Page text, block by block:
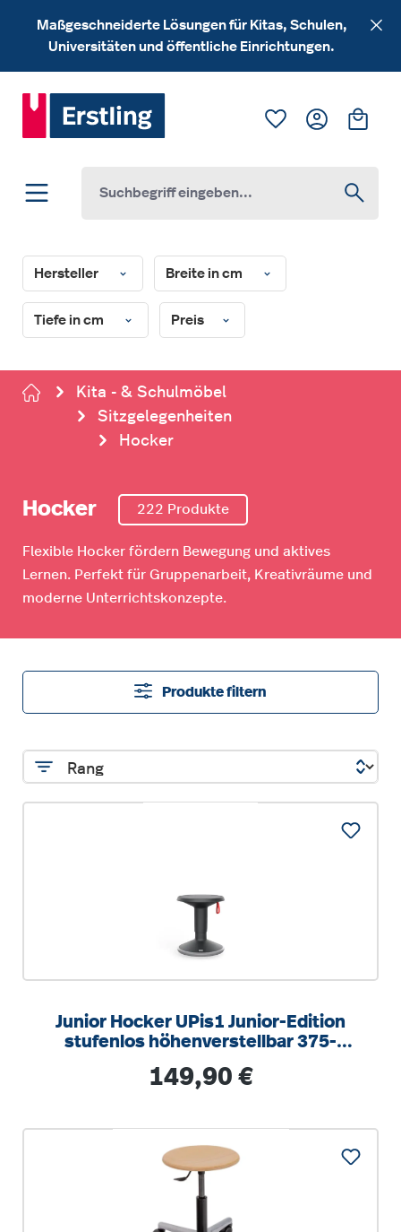
Zum Hauptinhalt springen
Maßgeschneiderte Lösungen für Kitas, Schulen,
Universitäten und öffentliche Einrichtungen.
Du hast 0
Hersteller Breite in cm
Tiefe in cm Preis
Kita - & Schulmöbel
Sitzgelegenheiten
Hocker
Hocker 222 Produkte
Flexible Hocker fördern Bewegung und aktives
Lernen. Perfekt für Gruppenarbeit, Kreativräume und
moderne Unterrichtskonzepte.
Produkte filtern
Junior Hocker UPis1 Junior-Edition
stufenlos höhenverstellbar 375-
Regulärer Preis:
149,90 €